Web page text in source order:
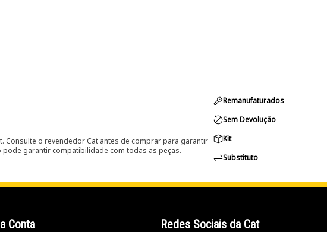
Consulte o revendedor Cat antes de comprar para garantir
garantir compatibilidade com todas as peças.
Remanufaturados
Sem Devolução
Kit
Substituto
Conta Redes Sociais da Cat